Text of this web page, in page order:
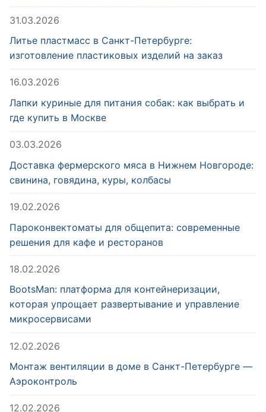
31.03.2026
Литье пластмасс в Санкт-Петербурге:
изготовление пластиковых изделий на заказ
16.03.2026
Лапки куриные для питания собак: как выбрать и
где купить в Москве
03.03.2026
Доставка фермерского мяса в Нижнем Новгороде:
свинина, говядина, куры, колбасы
19.02.2026
Пароконвектоматы для общепита: современные
решения для кафе и ресторанов
18.02.2026
BootsMan: платформа для контейнеризации,
которая упрощает развертывание и управление
микросервисами
12.02.2026
Монтаж вентиляции в доме в Санкт-Петербурге —
Аэроконтроль
12.02.2026